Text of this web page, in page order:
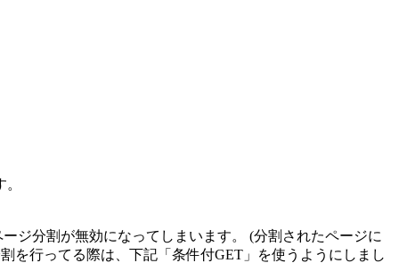
ジ分割が無効になってしまいます。 (分割されたページに
を行ってる際は、下記「条件付GET」を使うようにしまし